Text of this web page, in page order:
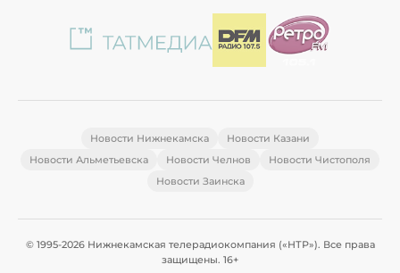
Новости Нижнекамска
Новости Казани
Новости Альметьевска
Новости Челнов
Новости Чистополя
Новости Заинска
© 1995-2026 Нижнекамская телерадиокомпания («НТР»). Все права
защищены. 16+